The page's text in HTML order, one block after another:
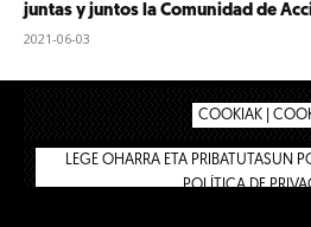
juntas y juntos la Comunidad de
2021-06-03
COOKIAK |
LEGE OHARRA ETA PRIBATUTASUN
POLÍTICA DE